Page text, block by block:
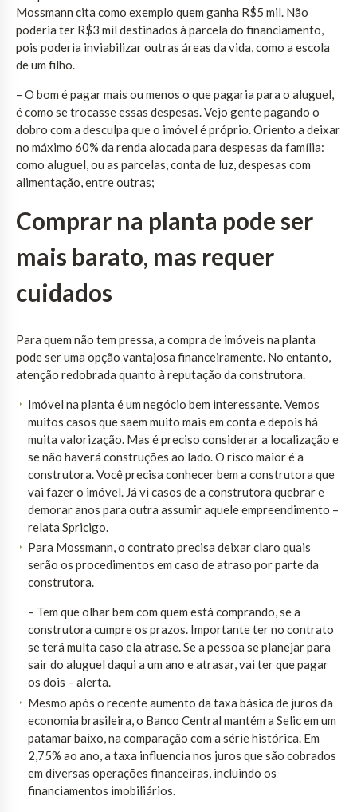
Mossmann cita como exemplo quem ganha R$5 mil. Não
poderia ter R$3 mil destinados à parcela do financiamento,
pois poderia inviabilizar outras áreas da vida, como a escola
de um filho.
– O bom é pagar mais ou menos o que pagaria para o aluguel,
é como se trocasse essas despesas. Vejo gente pagando o
dobro com a desculpa que o imóvel é próprio. Oriento a deixar
no máximo 60% da renda alocada para despesas da família:
como aluguel, ou as parcelas, conta de luz, despesas com
alimentação, entre outras;
Comprar na planta pode ser
mais barato, mas requer
cuidados
Para quem não tem pressa, a compra de imóveis na planta
pode ser uma opção vantajosa financeiramente. No entanto,
atenção redobrada quanto à reputação da construtora.
Imóvel na planta é um negócio bem interessante. Vemos
muitos casos que saem muito mais em conta e depois há
muita valorização. Mas é preciso considerar a localização e
se não haverá construções ao lado. O risco maior é a
construtora. Você precisa conhecer bem a construtora que
vai fazer o imóvel. Já vi casos de a construtora quebrar e
demorar anos para outra assumir aquele empreendimento –
relata Spricigo.
Para Mossmann, o contrato precisa deixar claro quais
serão os procedimentos em caso de atraso por parte da
construtora.
– Tem que olhar bem com quem está comprando, se a
construtora cumpre os prazos. Importante ter no contrato
se terá multa caso ela atrase. Se a pessoa se planejar para
sair do aluguel daqui a um ano e atrasar, vai ter que pagar
os dois – alerta.
Mesmo após o recente aumento da taxa básica de juros da
economia brasileira, o Banco Central mantém a Selic em um
patamar baixo, na comparação com a série histórica. Em
2,75% ao ano, a taxa influencia nos juros que são cobrados
em diversas operações financeiras, incluindo os
financiamentos imobiliários.